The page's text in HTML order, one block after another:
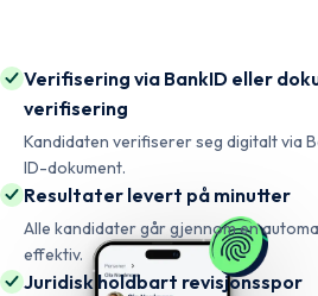
Verifisering via BankID eller
verifisering
Kandidaten verifiserer seg digitalt via
ID-dokument.
Resultater levert på minutter
Alle kandidater går gjennom en
effektiv.
Juridisk holdbart revisjonsspor